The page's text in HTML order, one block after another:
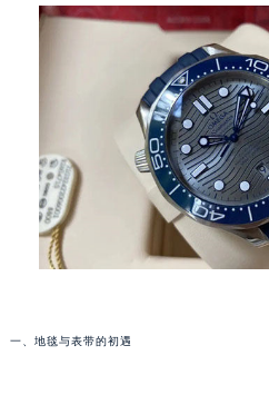
一、地毯与表带的初遇